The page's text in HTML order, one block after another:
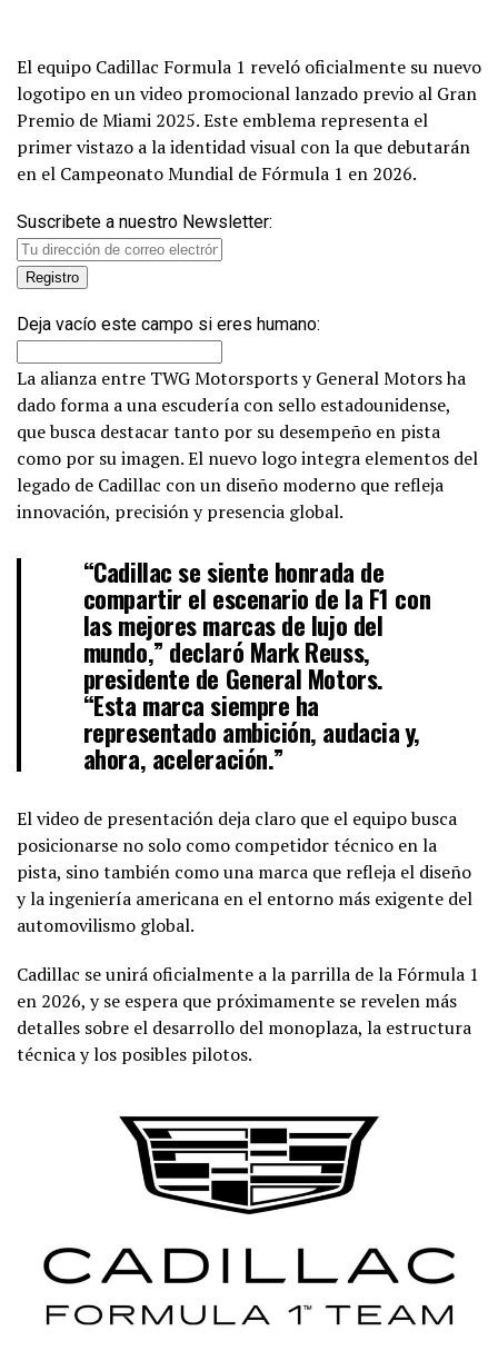
El equipo Cadillac Formula 1 reveló oficialmente su nuevo
logotipo en un video promocional lanzado previo al Gran
Premio de Miami 2025. Este emblema representa el
primer vistazo a la identidad visual con la que debutarán
en el Campeonato Mundial de Fórmula 1 en 2026.
Suscribete a nuestro Newsletter:
Deja vacío este campo si eres humano:
La alianza entre TWG Motorsports y General Motors ha
dado forma a una escudería con sello estadounidense,
que busca destacar tanto por su desempeño en pista
como por su imagen. El nuevo logo integra elementos del
legado de Cadillac con un diseño moderno que refleja
innovación, precisión y presencia global.
“Cadillac se siente honrada de
compartir el escenario de la F1 con
las mejores marcas de lujo del
mundo,” declaró Mark Reuss,
presidente de General Motors.
“Esta marca siempre ha
representado ambición, audacia y,
ahora, aceleración.”
El video de presentación deja claro que el equipo busca
posicionarse no solo como competidor técnico en la
pista, sino también como una marca que refleja el diseño
y la ingeniería americana en el entorno más exigente del
automovilismo global.
Cadillac se unirá oficialmente a la parrilla de la Fórmula 1
en 2026, y se espera que próximamente se revelen más
detalles sobre el desarrollo del monoplaza, la estructura
técnica y los posibles pilotos.